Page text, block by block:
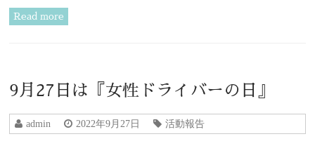
Read more
9月27日は『女性ドライバーの日』
admin 2022年9月27日 活動報告